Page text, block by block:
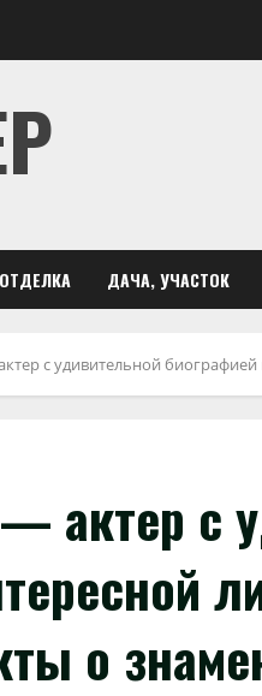
ДАЧА, УЧАСТОК
с удивительной
актер с
о